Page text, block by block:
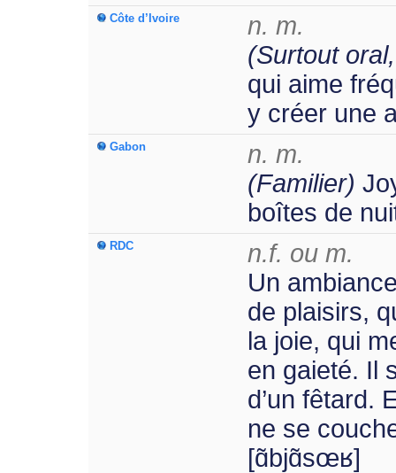
Côte d’Ivoire
n. m.
(Surtout
qui aime
y créer une
Gabon
n. m.
(Familier)
boîtes de
RDC
n.f. ou m.
Un
de plaisirs,
la joie, qui
en gaieté. Il
d’un fêtard.
ne se
[ɑ̃bjɑ̃sœʁ]